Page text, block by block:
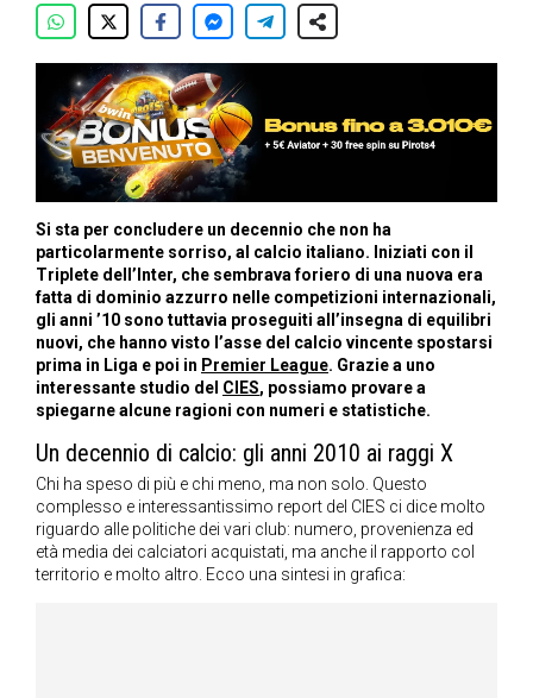
Si sta per concludere un decennio che non ha
particolarmente sorriso, al calcio italiano. Iniziati con il
Triplete dell’Inter, che sembrava foriero di una nuova era
fatta di dominio azzurro nelle competizioni internazionali,
gli anni ’10 sono tuttavia proseguiti all’insegna di equilibri
nuovi, che hanno visto l’asse del calcio vincente spostarsi
prima in Liga e poi in Premier League. Grazie a uno
interessante studio del CIES, possiamo provare a
spiegarne alcune ragioni con numeri e statistiche.
Un decennio di calcio: gli anni 2010 ai raggi X
Chi ha speso di più e chi meno, ma non solo. Questo
complesso e interessantissimo report del CIES ci dice molto
riguardo alle politiche dei vari club: numero, provenienza ed
età media dei calciatori acquistati, ma anche il rapporto col
territorio e molto altro. Ecco una sintesi in grafica: